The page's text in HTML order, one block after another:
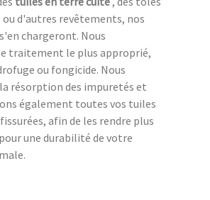
ou d'autres revêtements, nos
chargeront. Nous
traitement le plus approprié,
ou fongicide. Nous
résorption des impuretés et
également toutes vos tuiles
afin de les rendre plus
une durabilité de votre